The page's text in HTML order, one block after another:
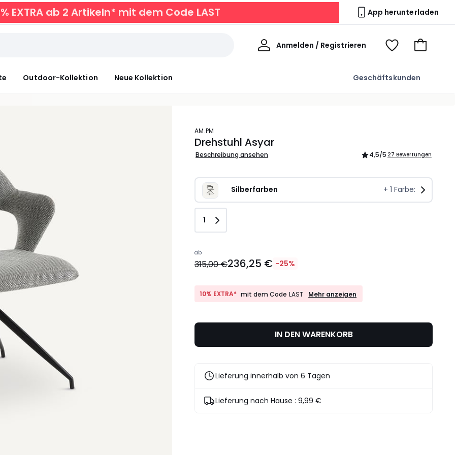
EXTRA ab 2 Artikeln* mit dem Code LAST App herunterladen
Outdoor-Kollektion Neue Kollektion Geschäftskunden
Anmelden / Registrieren
Willkommen
Voir
Zum
AM.PM
Drehstuhl Asyar
Beschreibung ansehen 4,5/5 27 Bewertungen
Silberfarben + 1 Farbe:
Anzahl
1
ab
315,00 €236,25 € -25%
10% EXTRA* mit dem Code LAST
10%
LAST
Mehr anzeigen
IN DEN WARENKORB
Lieferung innerhalb von 6 Tagen
Lieferung nach Hause :9,99 €